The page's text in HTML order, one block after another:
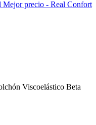
Viscoelástico Beta